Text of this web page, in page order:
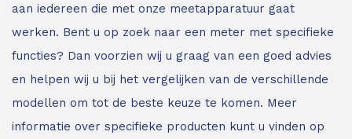
aan iedereen die met onze meetapparatuur gaat
werken. Bent u op zoek naar een meter met specifieke
functies? Dan voorzien wij u graag van een goed advies
en helpen wij u bij het vergelijken van de verschillende
modellen om tot de beste keuze te komen. Meer
informatie over specifieke producten kunt u vinden op